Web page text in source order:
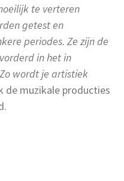
te verteren
getest en
periodes. Ze zijn de
in het in
wordt je artistiek
de muzikale producties